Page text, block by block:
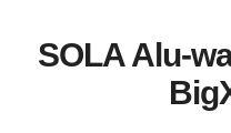
SOLA Alu-